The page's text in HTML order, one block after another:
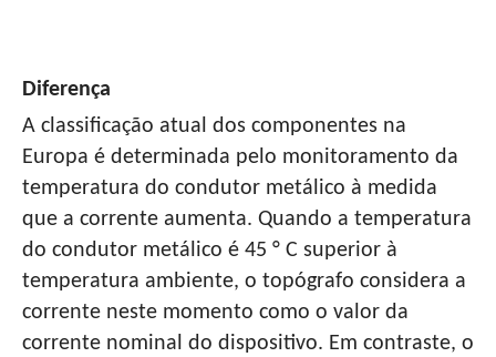
Diferença
A classificação atual dos componentes na
Europa é determinada pelo monitoramento da
temperatura do condutor metálico à medida
que a corrente aumenta. Quando a temperatura
do condutor metálico é 45 ° C superior à
temperatura ambiente, o topógrafo considera a
corrente neste momento como o valor da
corrente nominal do dispositivo. Em contraste, o